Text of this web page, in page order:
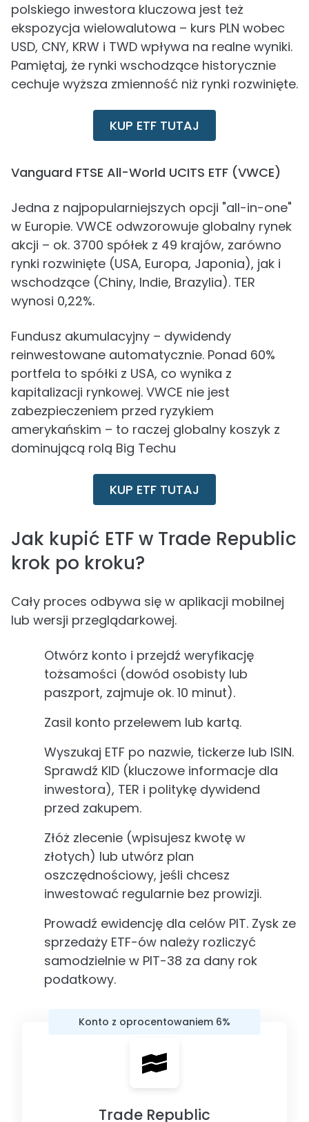
polskiego inwestora kluczowa jest też
ekspozycja wielowalutowa – kurs PLN wobec
USD, CNY, KRW i TWD wpływa na realne wyniki.
Pamiętaj, że rynki wschodzące historycznie
cechuje wyższa zmienność niż rynki rozwinięte.
KUP ETF TUTAJ
Vanguard FTSE All-World UCITS ETF (VWCE)
Jedna z najpopularniejszych opcji "all-in-one"
w Europie. VWCE odwzorowuje globalny rynek
akcji – ok. 3700 spółek z 49 krajów, zarówno
rynki rozwinięte (USA, Europa, Japonia), jak i
wschodzące (Chiny, Indie, Brazylia). TER
wynosi 0,22%.
Fundusz akumulacyjny – dywidendy
reinwestowane automatycznie. Ponad 60%
portfela to spółki z USA, co wynika z
kapitalizacji rynkowej. VWCE nie jest
zabezpieczeniem przed ryzykiem
amerykańskim – to raczej globalny koszyk z
dominującą rolą Big Techu
KUP ETF TUTAJ
Jak kupić ETF w Trade Republic
krok po kroku?
Cały proces odbywa się w aplikacji mobilnej
lub wersji przeglądarkowej.
Otwórz konto i przejdź weryfikację
tożsamości (dowód osobisty lub
paszport, zajmuje ok. 10 minut).
Zasil konto przelewem lub kartą.
Wyszukaj ETF po nazwie, tickerze lub ISIN.
Sprawdź KID (kluczowe informacje dla
inwestora), TER i politykę dywidend
przed zakupem.
Złóż zlecenie (wpisujesz kwotę w
złotych) lub utwórz plan
oszczędnościowy, jeśli chcesz
inwestować regularnie bez prowizji.
Prowadź ewidencję dla celów PIT. Zysk ze
sprzedaży ETF-ów należy rozliczyć
samodzielnie w PIT-38 za dany rok
podatkowy.
Konto z oprocentowaniem 6%
Trade Republic